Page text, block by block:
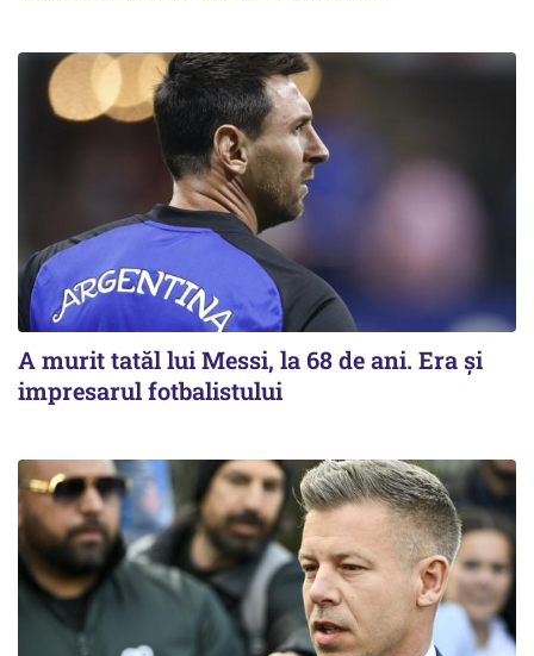
A murit tatăl lui Messi, la 68 de ani. Era și
impresarul fotbalistului